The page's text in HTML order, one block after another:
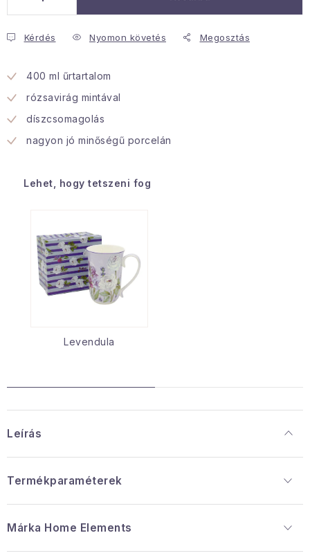
A személyes adatok védelmének feltételei
Hogyan kell panaszkodni / visszaadni az áruka
Kereskedelem feltételes
Érintkezés
Rólunk
Kérdés Nyomon követés Megosztás
400 ml űrtartalom
rózsavirág mintával
díszcsomagolás
nagyon jó minőségű porcelán
Lehet, hogy tetszeni fog
Levendula
Leírás
Termékparaméterek
Márka Home Elements